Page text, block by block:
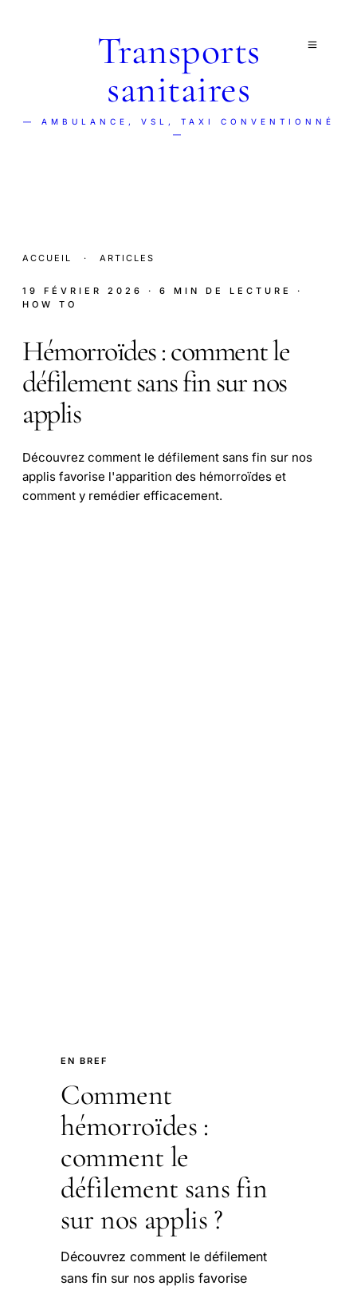
Transports
sanitaires
— AMBULANCE, VSL, TAXI CONVENTIONNÉ
—
ACCUEIL · ARTICLES
19 FÉVRIER 2026 · 6 MIN DE LECTURE
·
HOW TO
Hémorroïdes : comment le
défilement sans fin sur nos
applis
Découvrez comment le défilement sans fin sur nos
applis favorise l'apparition des hémorroïdes et
comment y remédier efficacement.
EN BREF
Comment
hémorroïdes :
comment le
défilement sans fin
sur nos applis ?
Découvrez comment le défilement
sans fin sur nos applis favorise